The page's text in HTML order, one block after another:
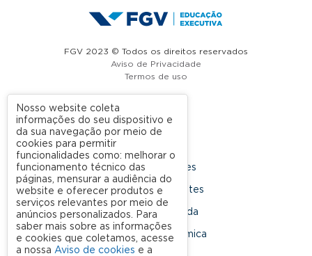
FGV 2023 © Todos os direitos reservados
Aviso de Privacidade
Termos de uso
A FGV
Nossas Unidades
Dúvidas Frequentes
Rede Conveniada
Ouvidoria Acadêmica
Nosso website coleta
informações do seu dispositivo e
da sua navegação por meio de
cookies para permitir
funcionalidades como: melhorar o
funcionamento técnico das
páginas, mensurar a audiência do
website e oferecer produtos e
serviços relevantes por meio de
anúncios personalizados. Para
saber mais sobre as informações
e cookies que coletamos, acesse
a nossa Aviso de cookies e a